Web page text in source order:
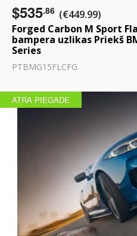
$535.86 (€449.99)
Forged Carbon M Sport
bampera uzlikas Priekš
Series
PTBMG15FLCFG
ATRA PIEGADE